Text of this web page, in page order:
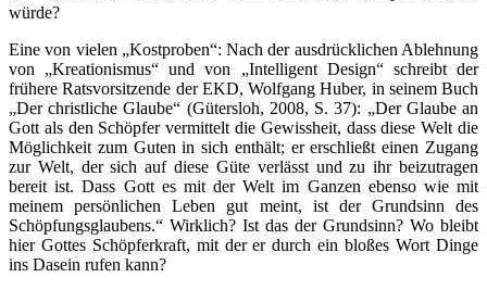
würde?
Eine von vielen „Kostproben“: Nach der ausdrücklichen Ablehnung
von „Kreationismus“ und von „Intelligent Design“ schreibt der
frühere Ratsvorsitzende der EKD, Wolfgang Huber, in seinem Buch
„Der christliche Glaube“ (Gütersloh, 2008, S. 37): „Der Glaube an
Gott als den Schöpfer vermittelt die Gewissheit, dass diese Welt die
Möglichkeit zum Guten in sich enthält; er erschließt einen Zugang
zur Welt, der sich auf diese Güte verlässt und zu ihr beizutragen
bereit ist. Dass Gott es mit der Welt im Ganzen ebenso wie mit
meinem persönlichen Leben gut meint, ist der Grundsinn des
Schöpfungsglaubens.“ Wirklich? Ist das der Grundsinn? Wo bleibt
hier Gottes Schöpferkraft, mit der er durch ein bloßes Wort Dinge
ins Dasein rufen kann?